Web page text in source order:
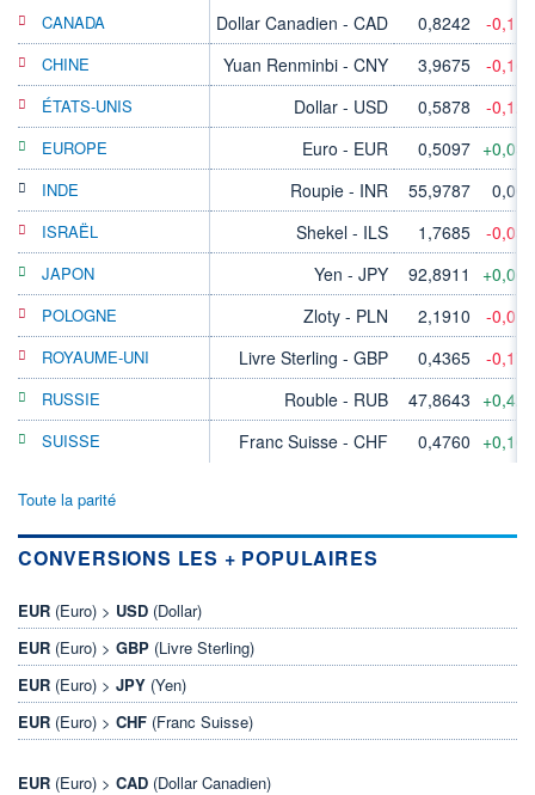
CANADA Dollar Canadien - CAD 0,8242 -
CHINE Yuan Renminbi - CNY 3,9675 -
ÉTATS-UNIS Dollar - USD 0,5878 -
EUROPE Euro - EUR 0,5097
INDE Roupie - INR 55,9787
ISRAËL Shekel - ILS 1,7685 -
JAPON Yen - JPY 92,8911
POLOGNE Zloty - PLN 2,1910 -
ROYAUME-UNI Livre Sterling - GBP 0,4365 -
RUSSIE Rouble - RUB 47,8643
SUISSE Franc Suisse - CHF 0,4760
Toute la parité
CONVERSIONS LES + POPULAIRES
EUR (Euro) > USD (Dollar)
EUR (Euro) > GBP (Livre Sterling)
EUR (Euro) > JPY (Yen)
EUR (Euro) > CHF (Franc Suisse)
EUR (Euro) > CAD (Dollar Canadien)